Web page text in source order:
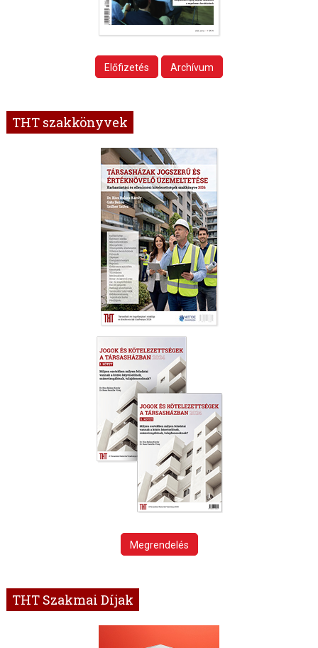
Előfizetés Archívum
THT szakkönyvek
Megrendelés
THT Szakmai Díjak